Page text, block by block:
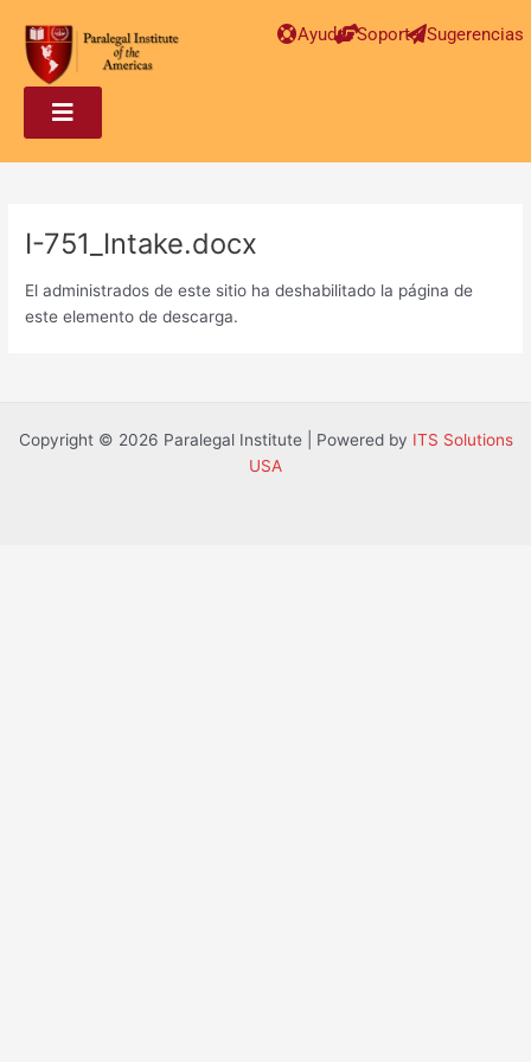
Ayuda Soporte Sugerencias
I-751_Intake.docx
El administrados de este sitio ha deshabilitado la página de
este elemento de descarga.
navigation
Copyright © 2026 Paralegal Institute | Powered by ITS Solutions
USA